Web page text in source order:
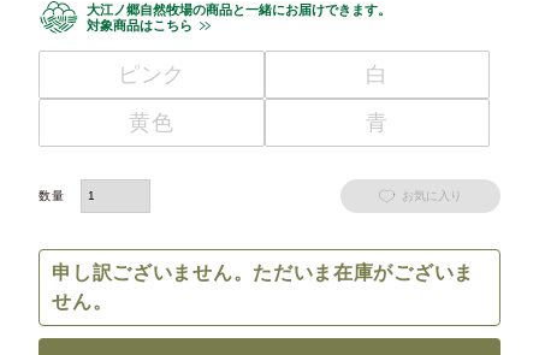
大江ノ郷自然牧場の商品と一緒にお届けできます。
対象商品はこちら
ピンク
白
黄色
青
お気に入り
申し訳ございません。ただいま在庫がございま
せん。